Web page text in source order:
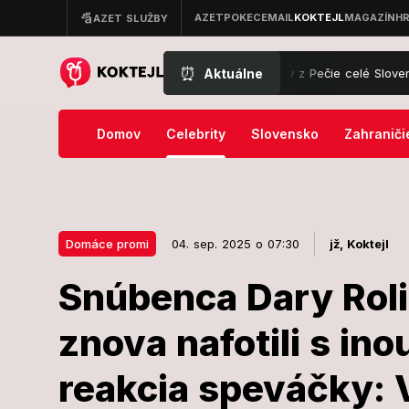
⏰ Aktuálne
Letné lákadlo Jožky z Pečie celé Slovensko: TENTO
Domov Celebrity Slovensko
Domáce promi 04. sep. 2025 o 07:30 jž, Koktejl
Snúbenca Dary
znova nafotili s
reakcia speváčky:
Snúbenca